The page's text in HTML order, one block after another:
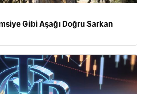
Gibi Aşağı Doğru Sarkan